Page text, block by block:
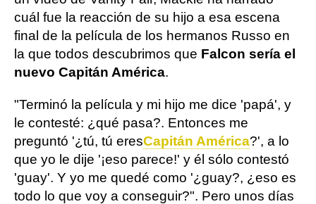
cuál fue la reacción de su hijo a esa escena
final de la película de los hermanos Russo en
la que todos descubrimos que Falcon sería el
nuevo Capitán América.
"Terminó la película y mi hijo me dice 'papá', y
le contesté: ¿qué pasa?. Entonces me
preguntó '¿tú, tú eresCapitán América?', a lo
que yo le dije '¡eso parece!' y él sólo contestó
'guay'. Y yo me quedé como '¿guay?, ¿eso es
todo lo que voy a conseguir?". Pero unos días